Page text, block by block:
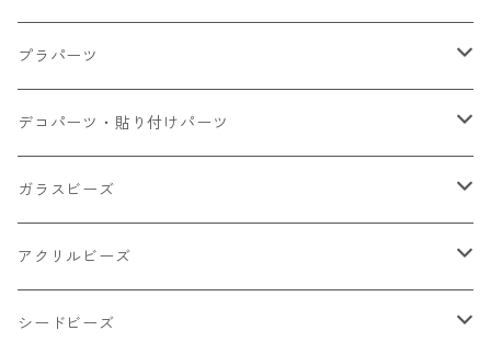
大きいパーツ グラス系
小さいパーツ グラス系
小物
カップ
プラパーツ
ナスカン カニカン
リング イヤリング パーツ
チェーンパーツ
プラチャーム
デコパーツ・貼り付けパーツ
食べ物系
キャンディ
ドーナツ
アニマル系
うさぎ
スライス棒
ガラスビーズ
ミレフィオリ
ランプワーク
アクリルビーズ
丸玉6㎜ ラウンド
シードビーズ